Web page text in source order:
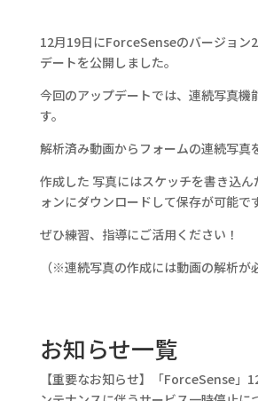
12月19日にForceSenseのバージョン
デートを公開しました。
今回のアップデートでは、連続写真機
す。
解析済み動画からフォームの連続写真
作成した 写真にはスケッチを書き込ん
ォンにダウンロードして保存が可能です
ぜひ練習、指導にご活用ください！
（※連続写真の作成には動画の解析が
お知らせ一覧
【重要なお知らせ】「ForceSense」